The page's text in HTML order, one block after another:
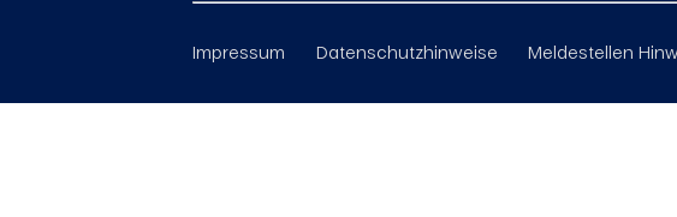
Impressum Datenschutzhinweise Meldestellen